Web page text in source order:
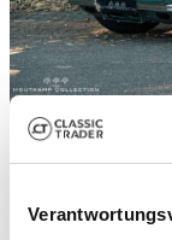
/20
Mille Miglia
1951 | Aston
An exceptionally